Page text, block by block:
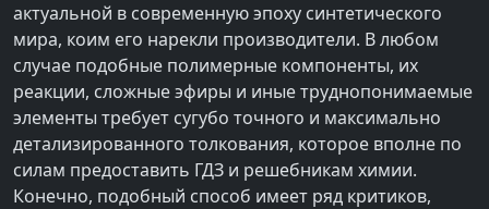
актуальной в современную эпоху синтетического
мира, коим его нарекли производители. В любом
случае подобные полимерные компоненты, их
реакции, сложные эфиры и иные труднопонимаемые
элементы требует сугубо точного и максимально
детализированного толкования, которое вполне по
силам предоставить ГДЗ и решебникам химии.
Конечно, подобный способ имеет ряд критиков,